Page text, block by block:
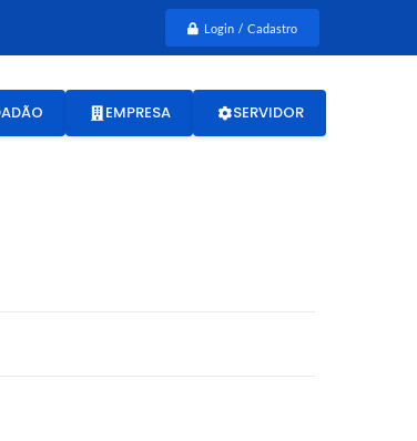
Login / Cadastro
EMPRESA SERVIDOR